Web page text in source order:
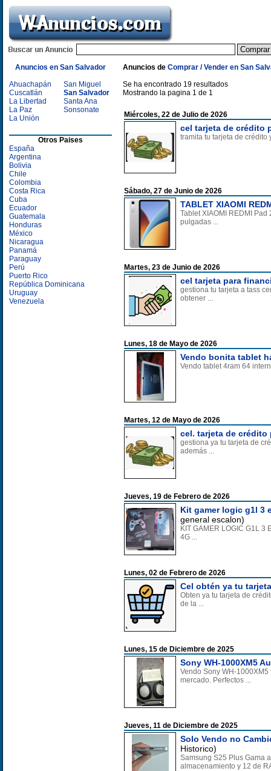
Anuncios en San Salvador
Ahuachapán
Cuscatlán
La Libertad
La Paz
La Unión
San Miguel
San Salvador
Santa Ana
Sonsonate
Otros Paises
España
Argentina
Bolivia
Chile
Colombia
Costa Rica
Cuba
Ecuador
Guatemala
Honduras
México
Nicaragua
Panamá
Paraguay
Perú
Puerto Rico
República Dominicana
Uruguay
Venezuela
Anuncios de Comprar / Vender en San
Se ha encontrado 19 resultados
Mostrando la pagina 1 de 1
Miércoles, 22 de Julio de 2026
cel tarjeta de crédito
tramita tu tarjeta de
Sábado, 27 de Junio de 2026
TABLET XIAOMI
Tablet XIAOMI REDMI
pulgadas ...
Martes, 23 de Junio de 2026
cel tarjeta para
gestiona tu tarjeta a tass
obtener ...
Lunes, 18 de Mayo de 2026
Vendo bonita tablet
Vendo tablet 4ram 64
Martes, 12 de Mayo de 2026
cel. tarjeta de crédito
gestiona ya tu tarjeta de
además ...
Jueves, 19 de Febrero de 2026
Kit gamer logic g1l 3
general escalon)
KIT GAMER LOGIC G1L
4G ...
Lunes, 02 de Febrero de 2026
Cel obtén ya tu
Obten ya tu tarjeta de
de la ...
Lunes, 15 de Diciembre de 2025
Sony WH-1000XM5
Vendo Sony WH-
mercado. Perfectos ...
Jueves, 11 de Diciembre de 2025
Solo Vendo no
Historico)
Samsung S25 Plus Gama
almacenamiento y 12 de